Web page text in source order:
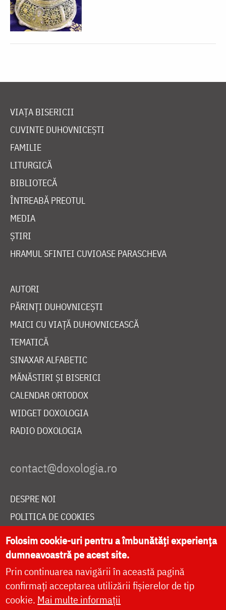
VIAȚA BISERICII
CUVINTE DUHOVNICEȘTI
FAMILIE
LITURGICĂ
BIBLIOTECĂ
ÎNTREABĂ PREOTUL
MEDIA
ȘTIRI
HRAMUL SFINTEI CUVIOASE PARASCHEVA
AUTORI
PĂRINȚI DUHOVNICEȘTI
MAICI CU VIAȚĂ DUHOVNICEASCĂ
TEMATICĂ
SINAXAR ALFABETIC
MĂNĂSTIRI ȘI BISERICI
CALENDAR ORTODOX
WIDGET DOXOLOGIA
RADIO DOXOLOGIA
DESPRE NOI
POLITICA DE COOKIES
DONEAZĂ ONLINE PENTRU CATEDRALA NAȚIONALĂ
LIVE
Folosim cookie-uri pentru a îmbunătăți experiența
dumneavoastră pe acest site.
Prin continuarea navigării în această pagină
confirmați acceptarea utilizării fișierelor de tip
cookie. Mai multe informații